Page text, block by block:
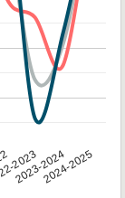
2023
2023-20242024-2025